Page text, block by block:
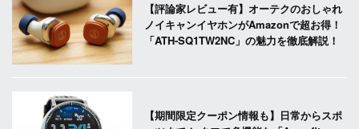
【評論家レビュー有】オーテクのおしゃれ
ノイキャンイヤホンがAmazonで超お得！
「ATH-SQ1TW2NC」の魅力を徹底解説！
【期間限定クーポン情報も】日常からスポ